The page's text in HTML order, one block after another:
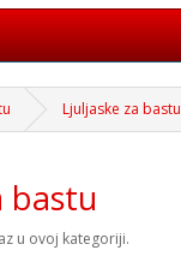
Ljuljaske za bastu
bastu
u ovoj kategoriji.